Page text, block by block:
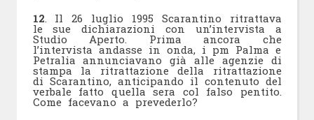
12. Il 26 luglio 1995 Scarantino ritrattava
le sue dichiarazioni con un’intervista a
Studio Aperto. Prima ancora che
l’intervista andasse in onda, i pm Palma e
Petralia annunciavano già alle agenzie di
stampa la ritrattazione della ritrattazione
di Scarantino, anticipando il contenuto del
verbale fatto quella sera col falso pentito.
Come facevano a prevederlo?